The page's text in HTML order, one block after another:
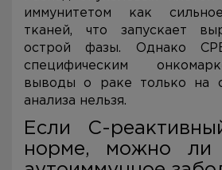
иммунитетом как
тканей, что запускает
острой фазы. Однако
специфическим
выводы о раке только на
анализа нельзя.
Если С-
норме, можно ли